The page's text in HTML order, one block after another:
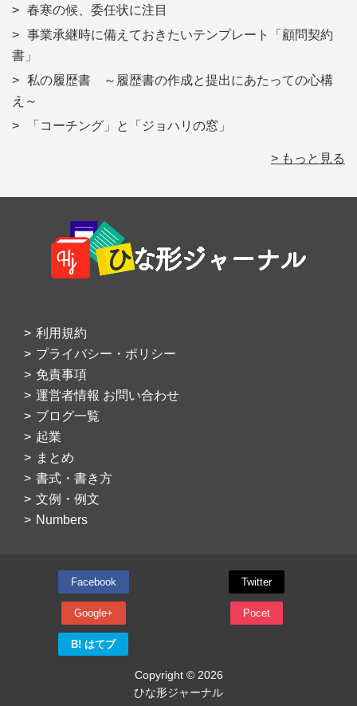
春寒の候、委任状に注目
事業承継時に備えておきたいテンプレート「顧問契約
書」
私の履歴書 ～履歴書の作成と提出にあたっての心構
え～
「コーチング」と「ジョハリの窓」
> もっと見る
Footer
利用規約
プライバシー・ポリシー
免責事項
運営者情報 お問い合わせ
ブログ一覧
起業
まとめ
書式・書き方
文例・例文
Numbers
Facebook Twitter
Google+ Pocet
B! はてブ
Copyright © 2026
ひな形ジャーナル